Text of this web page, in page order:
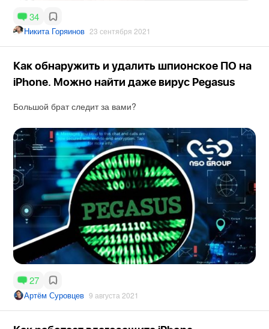
34
Никита Горяинов 23 сентября 2021
Как обнаружить и удалить шпионское ПО на
iPhone. Можно найти даже вирус Pegasus
Большой брат следит за вами?
27
Артём Суровцев 9 августа 2021